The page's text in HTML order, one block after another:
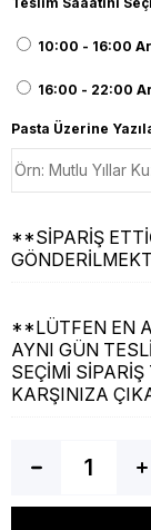
10:00 - 16:00
16:00 - 22:00
Pasta Üzerine
**SİPARİŞ
**LÜTFEN EN
AYNI GÜN
SEÇİMİ
KARŞINIZA